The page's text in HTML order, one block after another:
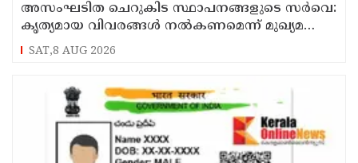
അസംഘടിത ചെറുകിട സ്ഥാപനങ്ങളുടെ സർവെ:
കൃത്യമായ വിവരങ്ങൾ നൽകണമെന്ന് മുഖ്യമന്ത്രി
വി ഡി സതീശൻ
SAT,8 AUG 2026